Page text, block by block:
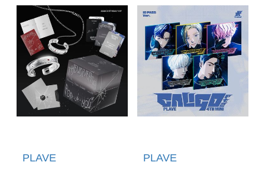
BADGE_RANDOM
BALL
PLAVE
PLAVE